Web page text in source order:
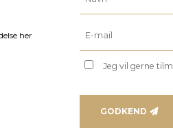
her
Jeg vil gerne
GODKEND